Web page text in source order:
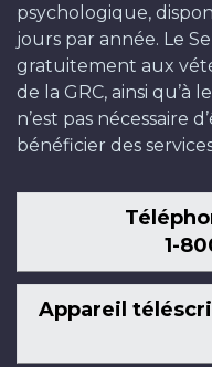
psychologique,
jours par année. Le
gratuitement aux
de la GRC, ainsi qu’à
n’est pas nécessaire
bénéficier des
1-
Appareil